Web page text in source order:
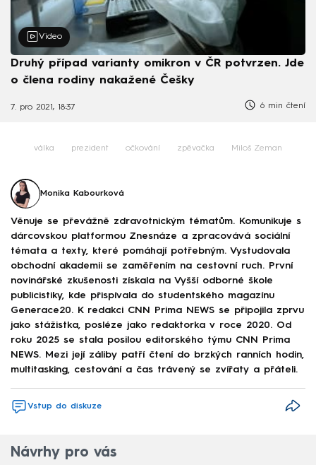
Video
Druhý případ varianty omikron v ČR potvrzen. Jde
o člena rodiny nakažené Češky
7. pro 2021, 18:37 6 min čtení
válka prezident očkování zpěvačka Miloš Zeman
Monika Kabourková
Věnuje se převážně zdravotnickým tématům. Komunikuje s
dárcovskou platformou Znesnáze a zpracovává sociální
témata a texty, které pomáhají potřebným. Vystudovala
obchodní akademii se zaměřením na cestovní ruch. První
novinářské zkušenosti získala na Vyšší odborné škole
publicistiky, kde přispívala do studentského magazínu
Generace20. K redakci CNN Prima NEWS se připojila zprvu
jako stážistka, posléze jako redaktorka v roce 2020. Od
roku 2025 se stala posilou editorského týmu CNN Prima
NEWS. Mezi její záliby patří čtení do brzkých ranních hodin,
multitasking, cestování a čas trávený se zvířaty a přáteli.
Vstup do diskuze
Návrhy pro vás